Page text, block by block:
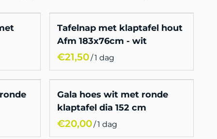
Tafelnap met klaptafel hout
Afm 183x76cm - wit
/
Gala hoes wit met ronde
klaptafel dia 152 cm
/